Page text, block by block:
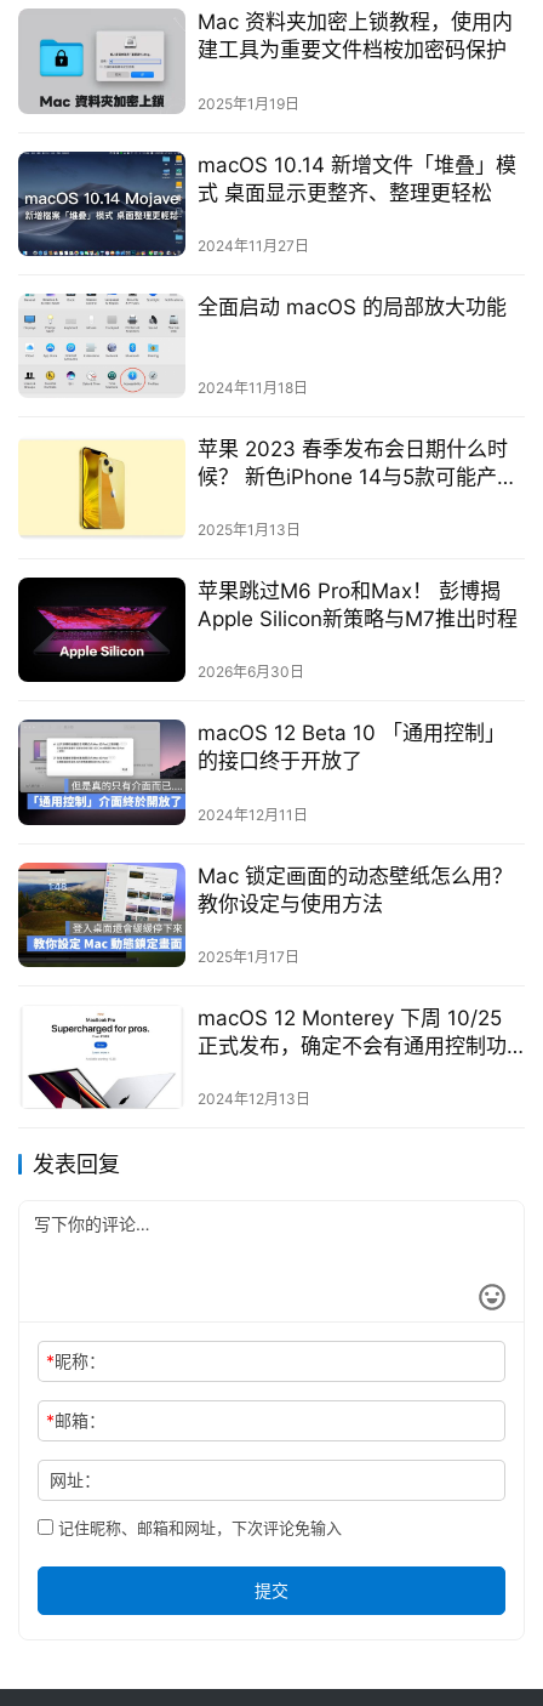
Mac 资料夹加密上锁教程，使用内
建工具为重要文件档桉加密码保护
2025年1月19日
macOS 10.14 新增文件「堆叠」模
式 桌面显示更整齐、整理更轻松
2024年11月27日
全面启动 macOS 的局部放大功能
2024年11月18日
苹果 2023 春季发布会日期什么时
候？ 新色iPhone 14与5款可能产品
2025年1月13日
苹果跳过M6 Pro和Max！ 彭博揭
Apple Silicon新策略与M7推出时程
2026年6月30日
macOS 12 Beta 10 「通用控制」
的接口终于开放了
2024年12月11日
Mac 锁定画面的动态壁纸怎么用？
教你设定与使用方法
2025年1月17日
macOS 12 Monterey 下周 10/25
正式发布，确定不会有通用控制功
2024年12月13日
发表回复
*昵称：
*邮箱：
网址：
记住昵称、邮箱和网址，下次评论免输入
提交